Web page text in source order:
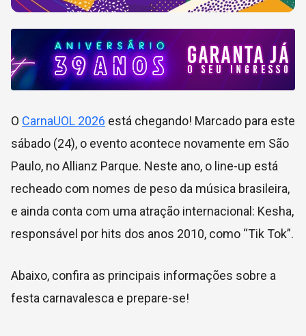
O CarnaUOL 2026 está chegando! Marcado para este
sábado (24), o evento acontece novamente em São
Paulo, no Allianz Parque. Neste ano, o line-up está
recheado com nomes de peso da música brasileira,
e ainda conta com uma atração internacional: Kesha,
responsável por hits dos anos 2010, como “Tik Tok”.
Abaixo, confira as principais informações sobre a
festa carnavalesca e prepare-se!